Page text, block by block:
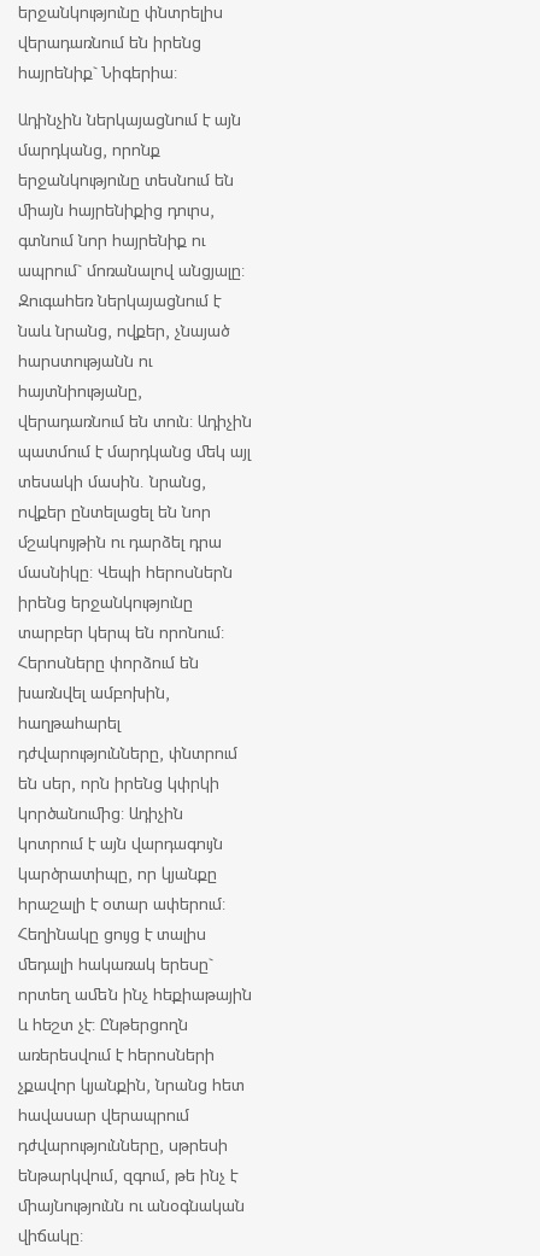
երջանկությունը փնտրելիս
վերադառնում են իրենց
հայրենիք` Նիգերիա:
Ադինչին ներկայացնում է այն
մարդկանց, որոնք
երջանկությունը տեսնում են
միայն հայրենիքից դուրս,
գտնում նոր հայրենիք ու
ապրում` մոռանալով անցյալը:
Զուգահեռ ներկայացնում է
նաև նրանց, ովքեր, չնայած
հարստությանն ու
հայտնիությանը,
վերադառնում են տուն: Ադիչին
պատմում է մարդկանց մեկ այլ
տեսակի մասին. նրանց,
ովքեր ընտելացել են նոր
մշակույթին ու դարձել դրա
մասնիկը: Վեպի հերոսներն
իրենց երջանկությունը
տարբեր կերպ են որոնում:
Հերոսները փորձում են
խառնվել ամբոխին,
հաղթահարել
դժվարությունները, փնտրում
են սեր, որն իրենց կփրկի
կործանումից: Ադիչին
կոտրում է այն վարդագույն
կարծրատիպը, որ կյանքը
հրաշալի է օտար ափերում:
Հեղինակը ցույց է տալիս
մեդալի հակառակ երեսը`
որտեղ ամեն ինչ հեքիաթային
և հեշտ չէ: Ընթերցողն
առերեսվում է հերոսների
չքավոր կյանքին, նրանց հետ
հավասար վերապրում
դժվարությունները, սթրեսի
ենթարկվում, զգում, թե ինչ է
միայնությունն ու անօգնական
վիճակը: